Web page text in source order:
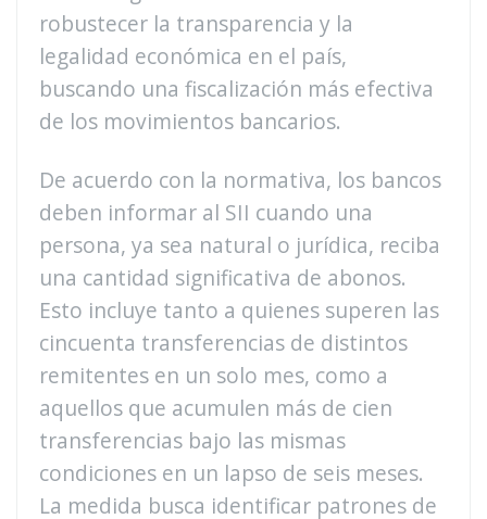
robustecer la transparencia y la
legalidad económica en el país,
buscando una fiscalización más efectiva
de los movimientos bancarios.
De acuerdo con la normativa, los bancos
deben informar al SII cuando una
persona, ya sea natural o jurídica, reciba
una cantidad significativa de abonos.
Esto incluye tanto a quienes superen las
cincuenta transferencias de distintos
remitentes en un solo mes, como a
aquellos que acumulen más de cien
transferencias bajo las mismas
condiciones en un lapso de seis meses.
La medida busca identificar patrones de